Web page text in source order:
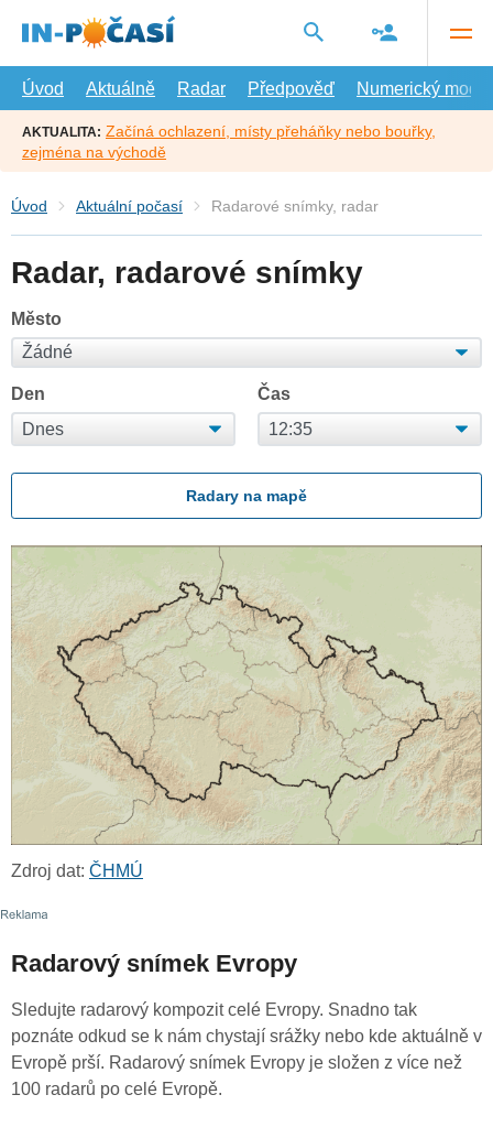
hlavní
Úvod
Aktuálně Radar Předpověď Numerický model
AKTUALITA: Začíná ochlazení, místy přeháňky nebo bouřky,
zejména na východě
Úvod Aktuální počasí Radarové snímky, radar
Radar, radarové snímky
Město
Den Čas
Radary na mapě
Zdroj dat: ČHMÚ
Radarový snímek Evropy
Sledujte radarový kompozit celé Evropy. Snadno tak
poznáte odkud se k nám chystají srážky nebo kde aktuálně v
Evropě prší. Radarový snímek Evropy je složen z více než
100 radarů po celé Evropě.